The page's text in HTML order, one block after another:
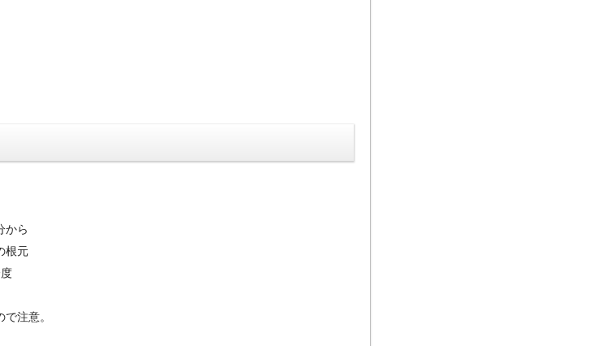
から
根元
注意。